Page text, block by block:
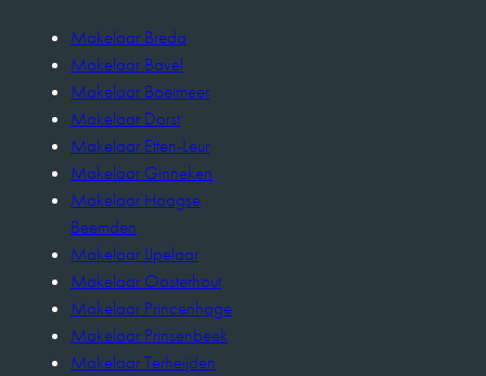
Makelaar Breda
Makelaar Bavel
Makelaar Boeimeer
Makelaar Dorst
Makelaar Etten-Leur
Makelaar Ginneken
Makelaar Haagse
Beemden
Makelaar IJpelaar
Makelaar Oosterhout
Makelaar Princenhage
Makelaar Prinsenbeek
Makelaar Terheijden